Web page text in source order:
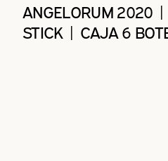
ANGELORUM 2020
STICK | CAJA 6